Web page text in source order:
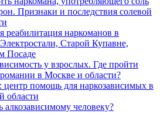
Признаки и последствия солевой
реабилитация наркоманов в
Старой Купавне,
Посаде
у взрослых. Где пройти
в Москве и области?
помощь для наркозависимых в
области
алкозависимому человеку?